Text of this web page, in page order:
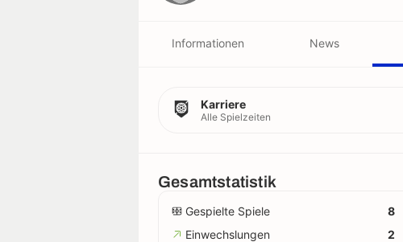
Informationen News
Karriere
Alle Spielzeiten
Gesamtstatistik
Gespielte Spiele 8
Einwechslungen
2